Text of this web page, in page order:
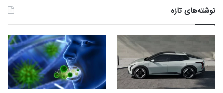
نوشته‌های تازه